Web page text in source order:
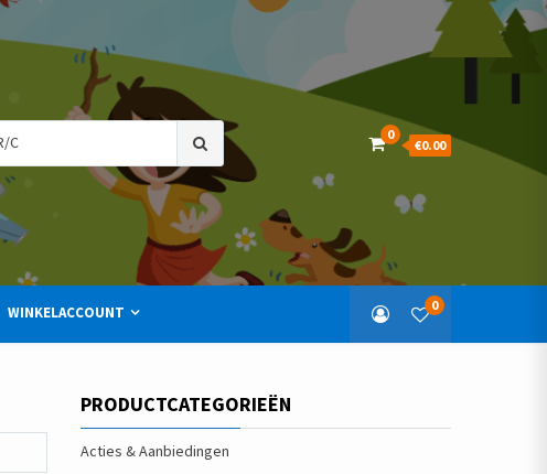
Search
for:
0
€0.00
WINKELACCOUNT 0
PRODUCTCATEGORIEËN
Acties & Aanbiedingen